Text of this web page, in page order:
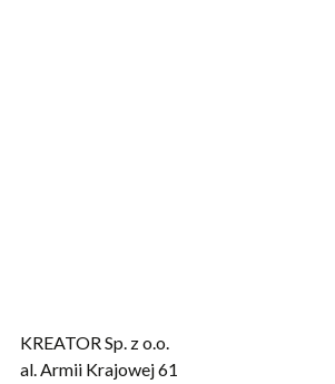
KREATOR Sp. z o.o.
al. Armii Krajowej 61